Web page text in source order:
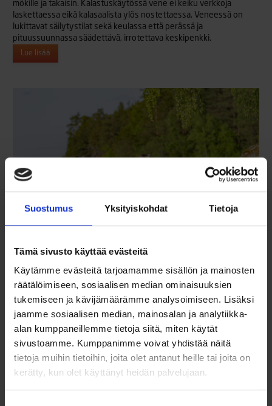
Suostumus Yksityiskohdat Tietoja
Tämä sivusto käyttää evästeitä
Käytämme evästeitä tarjoamamme sisällön ja mainosten
räätälöimiseen, sosiaalisen median ominaisuuksien
tukemiseen ja kävijämäärämme analysoimiseen. Lisäksi
jaamme sosiaalisen median, mainosalan ja analytiikka-
alan kumppaneillemme tietoja siitä, miten käytät
sivustoamme. Kumppanimme voivat yhdistää näitä
tietoja muihin tietoihin, joita olet antanut heille tai joita on
kerätty, kun olet käyttänyt heidän palvelujaan.
mökille ja takaisin. Kalastuskäytössä vene ei keiku verkkoja
laskettaessa eikä kalasaalista ylös nostettaessa. Veneessä on
lukittavat säilytystilat sekä keulassa että perässä ja
pituussuunnassa säädettävä, irrotettava keskipenkki.
Lue lisää
Terhi Saiman
ALKAEN 3089 €
Perinteinen suomalainen soutuvene Terhin tapaan toteutettuna.
moottorilla, mutta on paljon perinteisiä veneitä huolettomampi.
Saimanin vankka ABS-muovista tehty sandwich-runko kestää
puu- ja lasikuituveneitä paremmin kovatkin iskut ja esimerkiksi
rantautumisen aiheuttamat kolhut. Saimanissa on paikat kahdelle
airoparille sekä pienelle perämoottorille. Vene on varustettu
lukittavilla säilytystiloilla ja säädettävällä keskipenkillä.
Lue lisää